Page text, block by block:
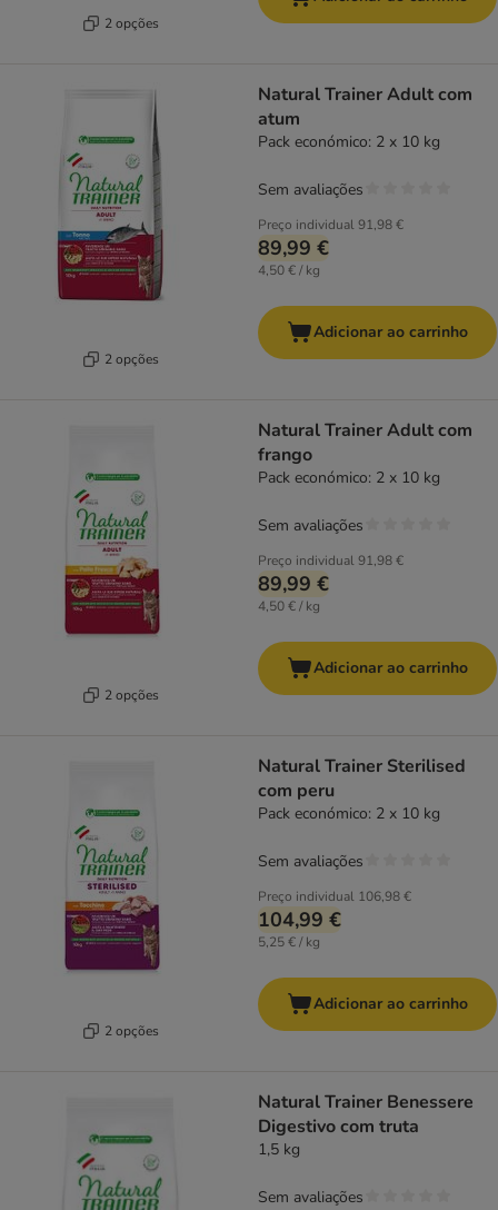
2 opções
2 opções
Natural Trainer Adult com
atum
Pack económico: 2 x 10 kg
Preço individual91,98 €
89,99 €
4,50 € / kg
Sem avaliações
Adicionar ao carrinho
2 opções
Natural Trainer Adult com
frango
Pack económico: 2 x 10 kg
Preço individual91,98 €
89,99 €
4,50 € / kg
Sem avaliações
Adicionar ao carrinho
2 opções
Natural Trainer Sterilised
com peru
Pack económico: 2 x 10 kg
Preço individual 106,98 €
104,99 €
5,25 € / kg
Sem avaliações
Adicionar ao carrinho
Natural Trainer Benessere
Digestivo com truta
1,5 kg
Sem avaliações